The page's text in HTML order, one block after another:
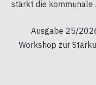
stärkt die kommunale
Ausgabe 25/
Workshop zur